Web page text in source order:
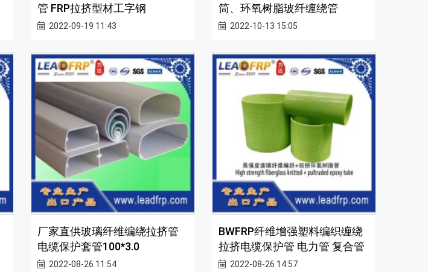
管 FRP拉挤型材工字钢
2022-09-19 11:43
筒、环氧树脂玻纤缠绕管
2022-10-13 15:05
厂家直供玻璃纤维编绕拉挤管
电缆保护套管100*3.0
2022-08-26 11:54
BWFRP纤维增强塑料编织缠绕
拉挤电缆保护管 电力管 复合管
2022-08-26 14:57